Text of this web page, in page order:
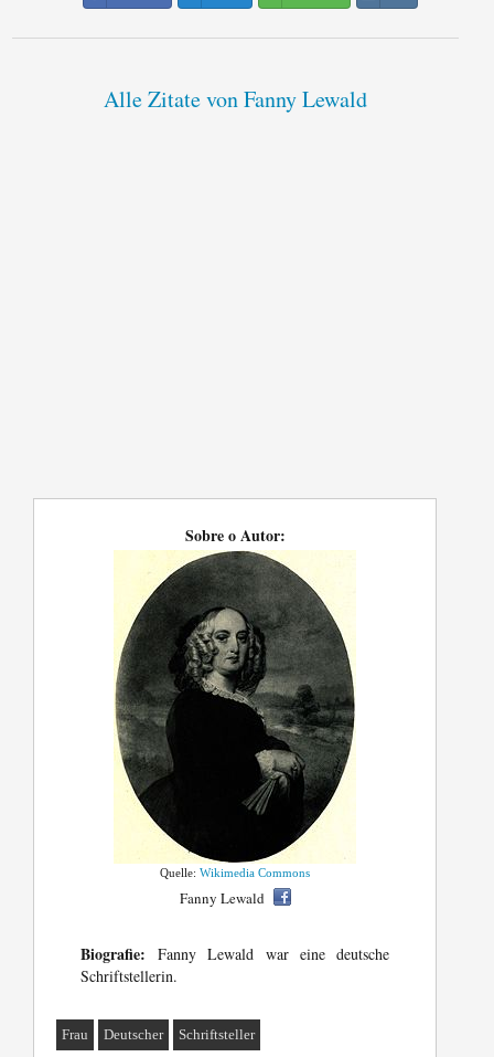
Alle Zitate von Fanny Lewald
Sobre o Autor:
Quelle:Wikimedia Commons
Fanny Lewald
Biografie: Fanny Lewald war eine deutsche
Schriftstellerin.
Frau Deutscher Schriftsteller